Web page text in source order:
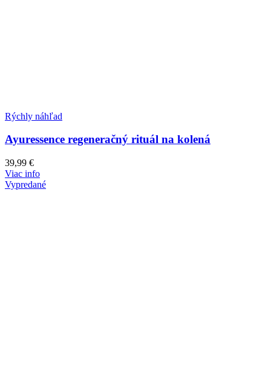
Rýchly náhľad
Ayuressence regeneračný rituál na kolená
39,99 €
Viac info
Vypredané